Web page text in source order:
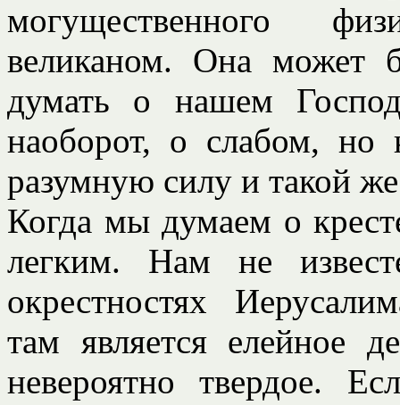
могущественного
великаном. Она
думать о нашем
наоборот, о слабом,
разумную силу и такой же
Когда мы думаем о
легким. Нам не
окрестностях
там является елейное
невероятно твердое.